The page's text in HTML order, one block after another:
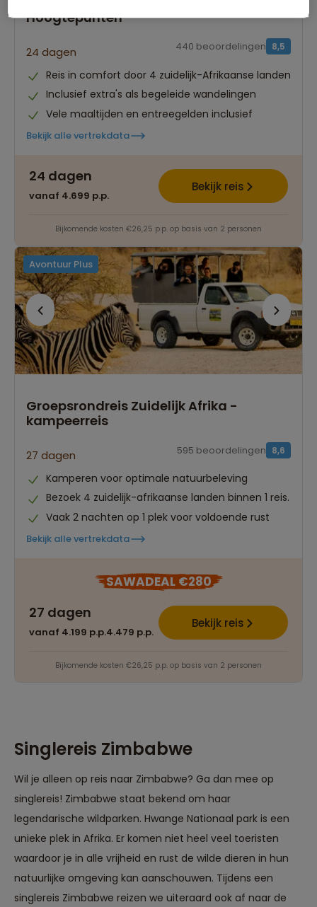
Hoogtepunten
24 dagen 8,5
440 beoordelingen
Reis in comfort door 4 zuidelijk-Afrikaanse landen
Inclusief extra's als begeleide wandelingen
Vele maaltijden en entreegelden inclusief
Bekijk alle vertrekdata
24 dagen
vanaf 4.699 p.p.
Bekijk reis
Bijkomende kosten €26,25 p.p. op basis van 2 personen
Avontuur Plus
Groepsrondreis Zuidelijk Afrika -
kampeerreis
27 dagen 8,6
595 beoordelingen
Kamperen voor optimale natuurbeleving
Bezoek 4 zuidelijk-afrikaanse landen binnen 1 reis.
Vaak 2 nachten op 1 plek voor voldoende rust
Bekijk alle vertrekdata
SAWADEAL €280
27 dagen
vanaf 4.199 p.p.4.479 p.p.
Bekijk reis
Bijkomende kosten €26,25 p.p. op basis van 2 personen
Singlereis Zimbabwe
Wil je alleen op reis naar Zimbabwe? Ga dan mee op
singlereis! Zimbabwe staat bekend om haar
legendarische wildparken. Hwange Nationaal park is een
unieke plek in Afrika. Er komen niet heel veel toeristen
waardoor je in alle vrijheid en rust de wilde dieren in hun
natuurlijke omgeving kan aanschouwen. Tijdens een
singlereis Zimbabwe reizen we uiteraard ook af naar de